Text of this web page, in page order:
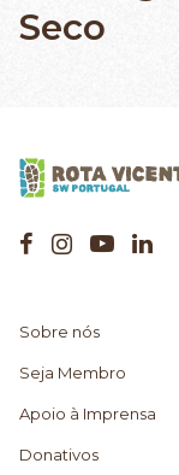
Seco
Sobre nós
Seja Membro
Apoio à Imprensa
Donativos